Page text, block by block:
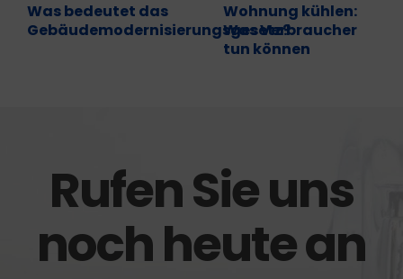
Was bedeutet das
Gebäudemodernisierungsgesetz?
Wohnung kühlen:
Was Verbraucher
tun können
Rufen Sie uns
noch heute an